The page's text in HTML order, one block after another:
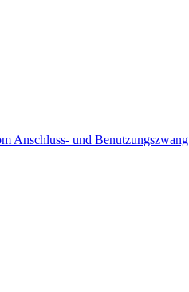
Anschluss- und Benutzungszwang